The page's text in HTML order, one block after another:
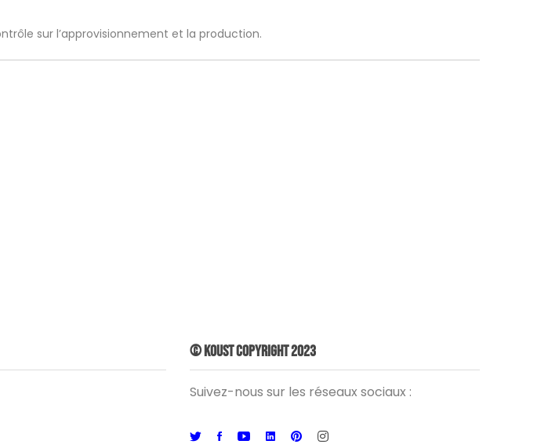
sur l’approvisionnement et la production.
© Koust Copyright 2023
Suivez-nous sur les réseaux sociaux :